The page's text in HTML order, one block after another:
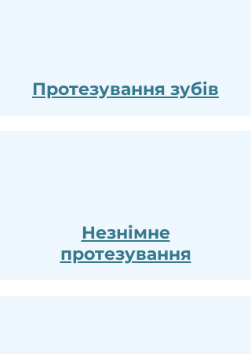
Протезування зубів
Незнімне
протезування